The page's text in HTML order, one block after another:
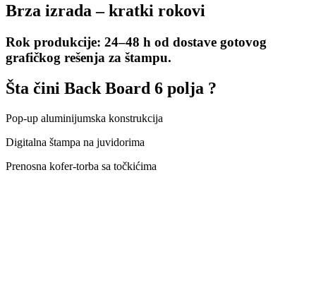
Brza izrada – kratki rokovi
Rok produkcije: 24–48 h od dostave gotovog
grafičkog rešenja za štampu.
Šta čini Back Board 6 polja ?
Pop-up aluminijumska konstrukcija
Digitalna štampa na juvidorima
Prenosna kofer-torba sa točkićima